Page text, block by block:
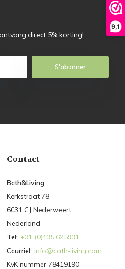
9,1
direct 5% korting!
S'abonner
Contact
Bath&Living
Kerkstraat 78
6031 CJ Nederweert
Nederland
Tel: +31 (0)495 625991
Courriel: info@bath-living.com
KvK nummer 78419190